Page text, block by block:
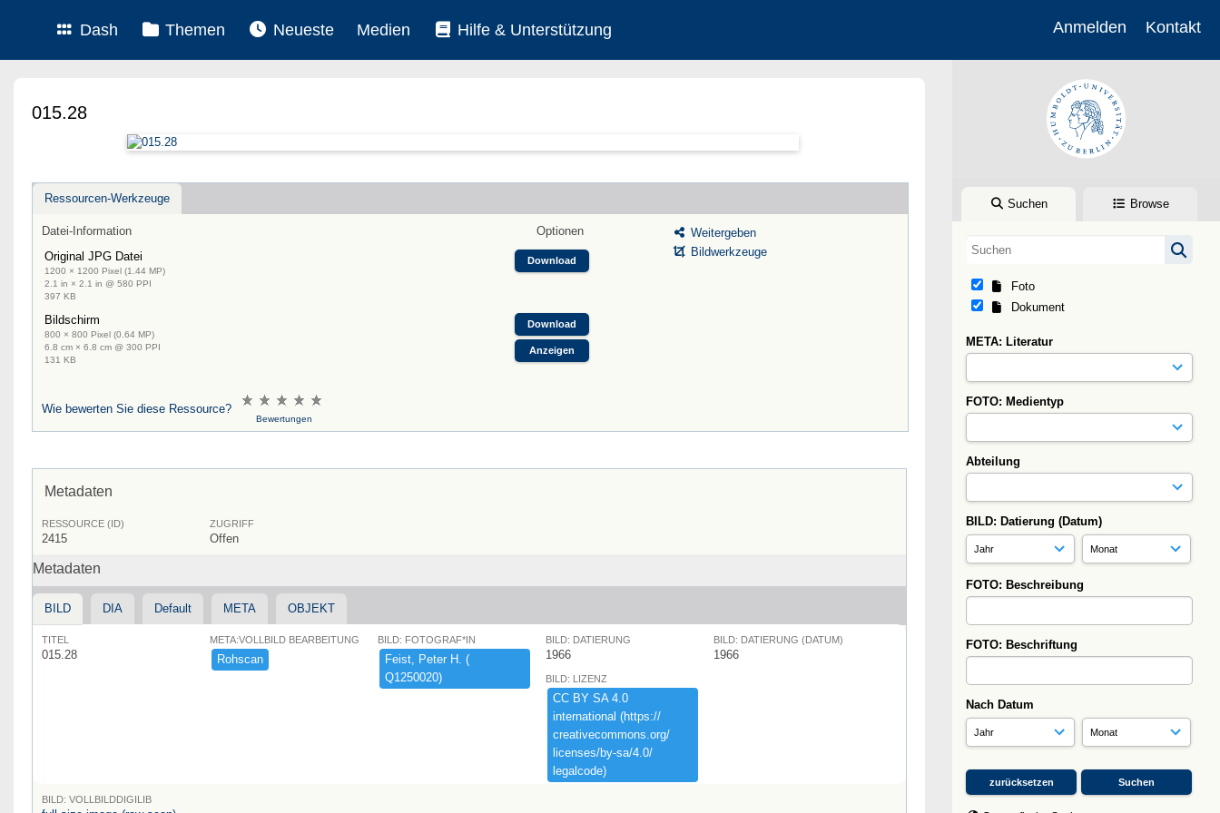
Dash Themen Neueste Medien Hilfe & Unterstützung Anmelden Kontakt
Suchen Browse
Foto
Dokument
META: Literatur
FOTO: Medientyp
Abteilung
BILD: Datierung (Datum)
FOTO: Beschreibung
FOTO: Beschriftung
Nach Datum
015.28
Ressourcen-Werkzeuge
Datei-Information
Optionen
Original JPG Datei
1200 × 1200 Pixel (1.44 MP)
2.1 in × 2.1 in @ 580 PPI
397 KB
Download
Bildschirm
800 × 800 Pixel (0.64 MP)
6.8 cm × 6.8 cm @ 300 PPI
131 KB
Download
Anzeigen
Weitergeben
Bildwerkzeuge
Wie bewerten Sie diese Ressource?
Bewertungen
Metadaten
RESSOURCE (ID)
2415
ZUGRIFF
Offen
Metadaten
BILD DIA Default META OBJEKT
TITEL
015.28
META:VOLLBILD BEARBEITUNG
Rohscan
BILD: FOTOGRAF*IN
Feist,​ ​Peter ​H.​ ​(​
Q1250020)​
BILD: DATIERUNG
1966
BILD: DATIERUNG (DATUM)
1966
BILD: LIZENZ
CC ​BY ​SA ​4.​0 ​
international ​(​https:​/​/​
creativecommons.​org/​
licenses/​by-​sa/​4.​0/​
legalcode)​
BILD: VOLLBILDDIGILIB